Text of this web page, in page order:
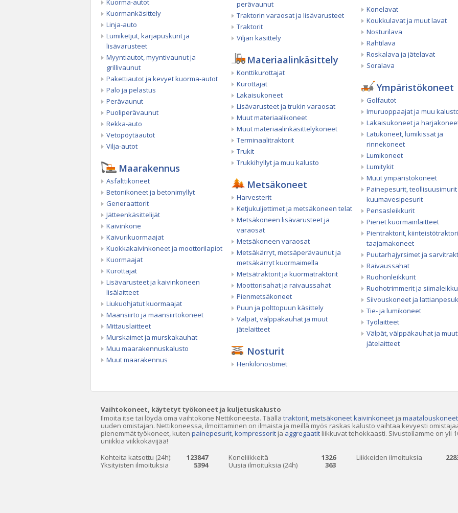
Kuorma-autot
Kuormankäsittely
Linja-auto
Lumiketjut, karjapuskurit ja
lisävarusteet
Myyntiautot, myyntivaunut ja
grillivaunut
Pakettiautot ja kevyet kuorma-autot
Palo ja pelastus
Perävaunut
Puoliperävaunut
Rekka-auto
Vetopöytäautot
Vilja-autot
Maarakennus
Asfalttikoneet
Betonikoneet ja betonimyllyt
Generaattorit
Jätteenkäsittelijät
Kaivinkone
Kaivurikuormaajat
Kuokkakaivinkoneet ja moottorilapiot
Kuormaajat
Kurottajat
Lisävarusteet ja kaivinkoneen
lisälaitteet
Liukuohjatut kuormaajat
Maansiirto ja maansiirtokoneet
Mittauslaitteet
Murskaimet ja murskakauhat
Muu maarakennuskalusto
Muut maarakennus
perävaunut
Traktorin varaosat ja lisävarusteet
Traktorit
Viljan käsittely
Materiaalinkäsittely
Konttikurottajat
Kurottajat
Lakaisukoneet
Lisävarusteet ja trukin varaosat
Muut materiaalikoneet
Muut materiaalinkäsittelykoneet
Terminaalitraktorit
Trukit
Trukkihyllyt ja muu kalusto
Metsäkoneet
Harvesterit
Ketjukuljettimet ja metsäkoneen telat
Metsäkoneen lisävarusteet ja
varaosat
Metsäkoneen varaosat
Metsäkärryt, metsäperävaunut ja
metsäkärryt kuormaimella
Metsätraktorit ja kuormatraktorit
Moottorisahat ja raivaussahat
Pienmetsäkoneet
Puun ja polttopuun käsittely
Välpät, välppäkauhat ja muut
jätelaitteet
Nosturit
Henkilönostimet
Konelavat
Koukkulavat ja muut lavat
Nosturilava
Rahtilava
Roskalava ja jätelavat
Soralava
Ympäristökoneet
Golfautot
Imuruoppaajat ja muu
Lakaisukoneet ja
Latukoneet, lumikissat ja
rinnekoneet
Lumikoneet
Lumitykit
Muut ympäristökoneet
Painepesurit, teollisuusimurit
kuumavesipesurit
Pensasleikkurit
Pienet kuormainlaitteet
Pientraktorit,
taajamakoneet
Puutarhajyrsimet ja
Raivaussahat
Ruohonleikkurit
Ruohotrimmerit ja
Siivouskoneet ja
Tie- ja lumikoneet
Työlaitteet
Välpät, välppäkauhat ja muut
jätelaitteet
Vaihtokoneet, käytetyt työkoneet ja kuljetuskalusto
Ilmoita itse tai löydä oma vaihtokone Nettikoneesta. Täällä traktorit,metsäkoneetkaivinkoneet ja maatalouskoneet
uuden omistajan. Nettikoneessa, ilmoittaminen on ilmaista ja meillä myös raskas kalusto vaihtaa kevyesti
pienemmät työkoneet, kuten painepesurit,kompressorit ja aggregaatit liikkuvat tehokkaasti. Sivustollamme on yli
uniikkia viikkokävijää!
Kohteita katsottu (24h):
123847 Koneliikkeitä 1326 Liikkeiden ilmoituksia
Yksityisten ilmoituksia
5394 Uusia ilmoituksia (24h) 363